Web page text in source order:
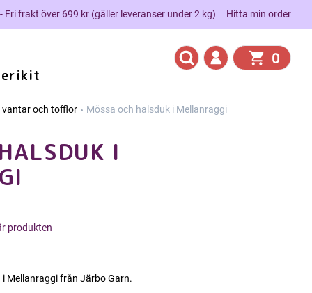
Fri frakt över 699 kr (gäller leveranser under 2 kg) Hitta min order
0
vantar och tofflor Mössa och halsduk i Mellanraggi
I
produkten
Mellanraggi från Järbo Garn.